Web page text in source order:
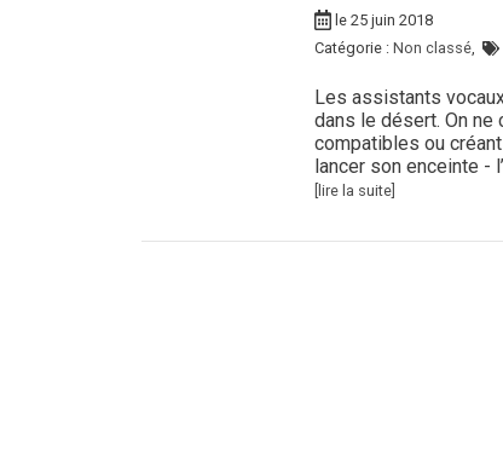
le 25 juin 2018
Catégorie : Non classé,
Les assistants
dans le désert. On
compatibles ou
lancer son enceinte -
[lire la suite]